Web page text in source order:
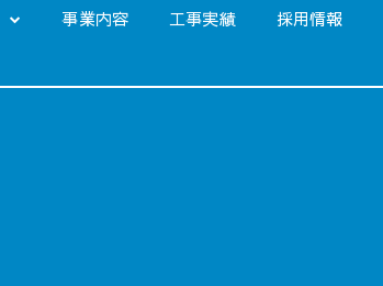
事業内容 工事実績 採用情報